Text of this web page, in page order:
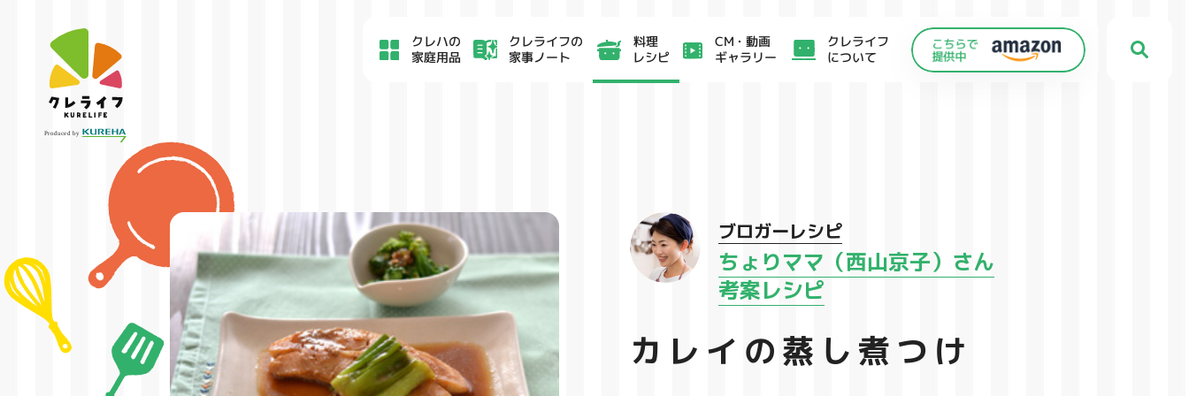
クレハの
家庭用品
クレライフの
家事ノート
料理
レシピ
CM・動画
ギャラリー
クレライフ
について
ブロガーレシピ
ちょりママ（西山京子）さん
考案レシピ
カレイの蒸し煮つけ